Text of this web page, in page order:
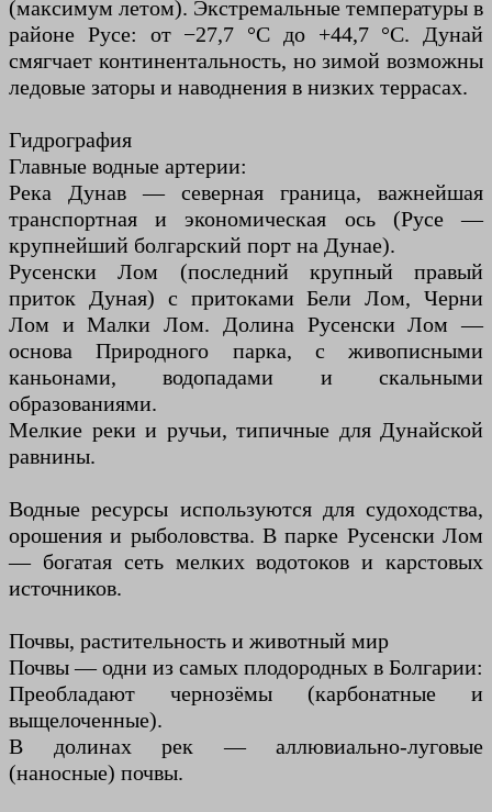
(максимум летом). Экстремальные температуры в
районе Русе: от −27,7 °C до +44,7 °C. Дунай
смягчает континентальность, но зимой возможны
ледовые заторы и наводнения в низких террасах.
Гидрография
Главные водные артерии:
Река Дунав — северная граница, важнейшая
транспортная и экономическая ось (Русе —
крупнейший болгарский порт на Дунае).
Русенски Лом (последний крупный правый
приток Дуная) с притоками Бели Лом, Черни
Лом и Малки Лом. Долина Русенски Лом —
основа Природного парка, с живописными
каньонами, водопадами и скальными
образованиями.
Мелкие реки и ручьи, типичные для Дунайской
равнины.
Водные ресурсы используются для судоходства,
орошения и рыболовства. В парке Русенски Лом
— богатая сеть мелких водотоков и карстовых
источников.
Почвы, растительность и животный мир
Почвы — одни из самых плодородных в Болгарии:
Преобладают чернозёмы (карбонатные и
выщелоченные).
В долинах рек — аллювиально-луговые
(наносные) почвы.